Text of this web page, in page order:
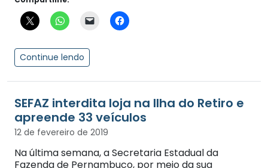
Continue lendo
SEFAZ interdita loja na Ilha do Retiro e
apreende 33 veículos
12 de fevereiro de 2019
Na última semana, a Secretaria Estadual da
Fazenda de Pernambuco, por meio da sua